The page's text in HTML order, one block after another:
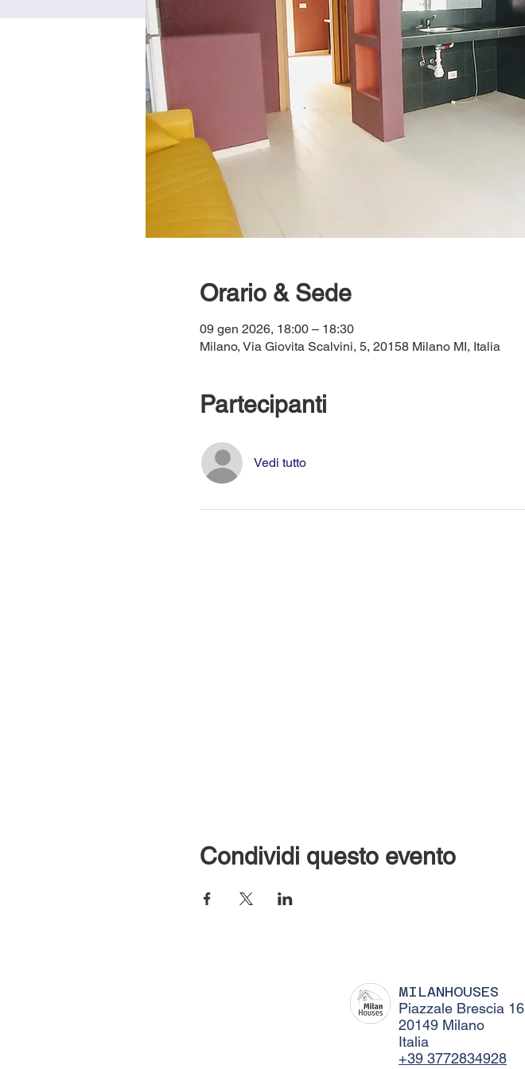
Orario & Sede
09 gen 2026, 18:00 – 18:30
Milano, Via Giovita Scalvini, 5, 20158 Milano MI, Italia
Partecipanti
Vedi tutto
Condividi questo evento
MILANHOUSES
Piazzale Brescia 16
20149 Milano
Italia
+39 3772834928